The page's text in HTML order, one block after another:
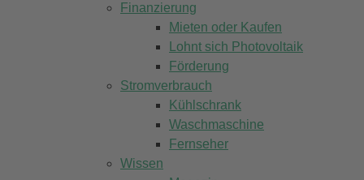
Finanzierung
Mieten oder Kaufen
Lohnt sich Photovoltaik
Förderung
Stromverbrauch
Kühlschrank
Waschmaschine
Fernseher
Wissen